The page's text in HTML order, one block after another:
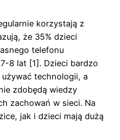
korzystają z
że 35% dzieci
telefonu
8 lat [1]. Dzieci bardzo
technologii, a
zdobędą wiedzy
zachowań w sieci. Na
jak i dzieci mają dużą